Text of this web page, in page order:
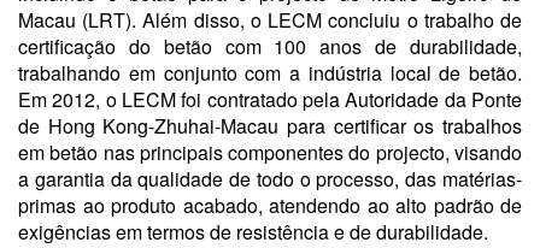
Macau (LRT). Além disso, o LECM concluiu o trabalho de
certificação do betão com 100 anos de durabilidade,
trabalhando em conjunto com a indústria local de betão.
Em 2012, o LECM foi contratado pela Autoridade da Ponte
de Hong Kong-Zhuhai-Macau para certificar os trabalhos
em betão nas principais componentes do projecto, visando
a garantia da qualidade de todo o processo, das matérias-
primas ao produto acabado, atendendo ao alto padrão de
exigências em termos de resistência e de durabilidade.